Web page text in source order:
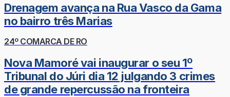
Drenagem avança na Rua Vasco da Gama
no bairro três Marias
24º COMARCA DE RO
Nova Mamoré vai inaugurar o seu 1º
Tribunal do Júri dia 12 julgando 3 crimes
de grande repercussão na fronteira